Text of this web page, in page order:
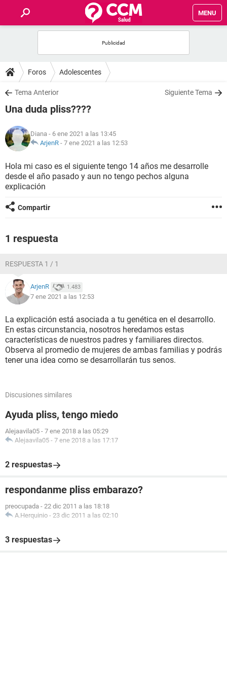
MENU
FOROS
SALUD
NUTRICIÓN
BIENESTAR
Foros Adolescentes
Tema Anterior Siguiente Tema
Una duda pliss????
Diana - 6 ene 2021 a las 13:45
ArjenR - 7 ene 2021 a las 12:53
Hola mi caso es el siguiente tengo 14 años me desarrolle
desde el año pasado y aun no tengo pechos alguna
explicación
Compartir
1 respuesta
RESPUESTA 1 / 1
ArjenR 1.483
7 ene 2021 a las 12:53
La explicación está asociada a tu genética en el desarrollo.
En estas circunstancia, nosotros heredamos estas
características de nuestros padres y familiares directos.
Observa al promedio de mujeres de ambas familias y podrás
tener una idea como se desarrollarán tus senos.
Discusiones similares
Ayuda pliss, tengo miedo
Alejaavila05 - 7 ene 2018 a las 05:29
Alejaavila05 - 7 ene 2018 a las 17:17
2 respuestas
respondanme pliss embarazo?
preocupada - 22 dic 2011 a las 18:18
A.Herquinio - 23 dic 2011 a las 02:10
3 respuestas